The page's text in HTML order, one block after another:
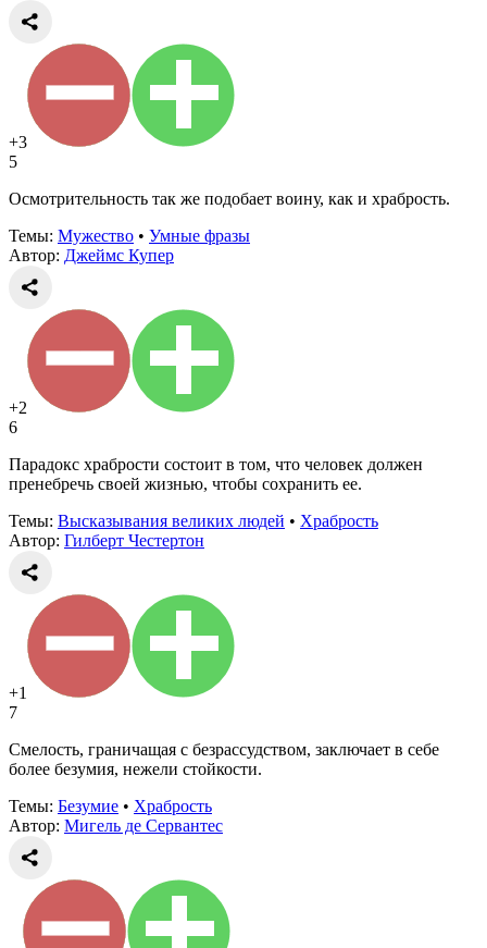
+3
5
Осмотрительность так же подобает воину, как и храбрость.
Темы: Мужество • Умные фразы
Автор: Джеймс Купер
+2
6
Парадокс храбрости состоит в том, что человек должен
пренебречь своей жизнью, чтобы сохранить ее.
Темы: Высказывания великих людей • Храбрость
Автор: Гилберт Честертон
+1
7
Смелость, граничащая с безрассудством, заключает в себе
более безумия, нежели стойкости.
Темы: Безумие • Храбрость
Автор: Мигель де Сервантес